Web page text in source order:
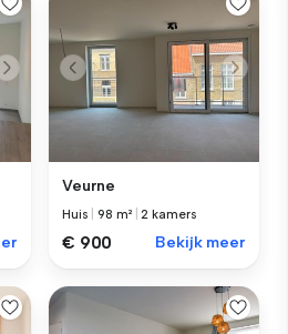
Veurne
Huis |98 m² |2 kamers
€ 900 Bekijk meer